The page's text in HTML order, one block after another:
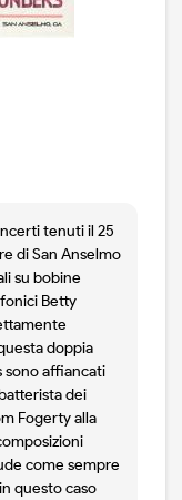
tenuti il 25
di San Anselmo
su bobine
Betty
doppia
sono affiancati
dei
Fogerty alla
come sempre
questo caso